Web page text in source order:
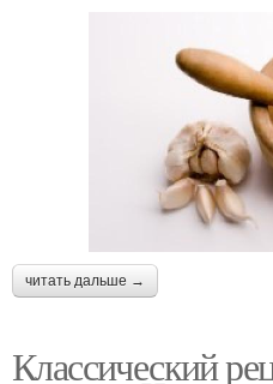
читать дальше →
Классический